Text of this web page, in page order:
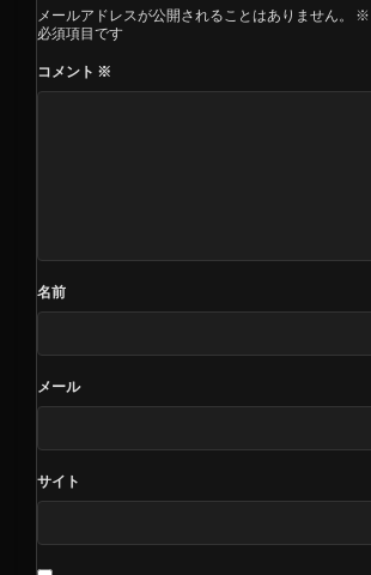
メールアドレスが公開されることはありません。 ※
必須項目です
コメント ※
名前
メール
サイト